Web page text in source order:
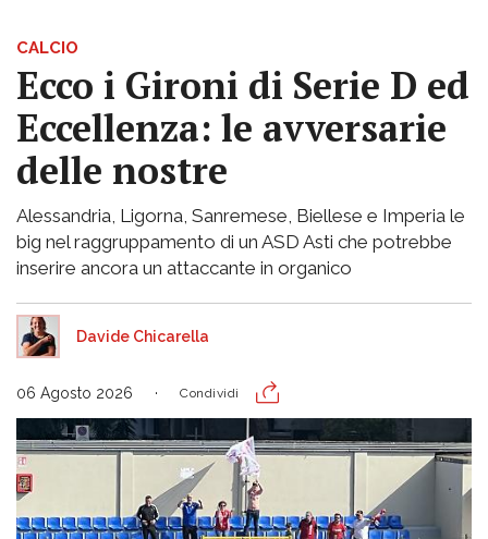
CALCIO
Ecco i Gironi di Serie D ed
Eccellenza: le avversarie
delle nostre
Alessandria, Ligorna, Sanremese, Biellese e Imperia le
big nel raggruppamento di un ASD Asti che potrebbe
inserire ancora un attaccante in organico
Davide Chicarella
06 Agosto 2026 Condividi